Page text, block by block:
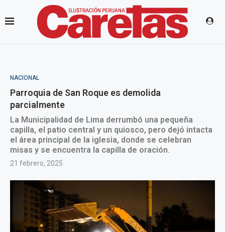
NACIONAL
Parroquia de San Roque es demolida
parcialmente
La Municipalidad de Lima derrumbó una pequeña
capilla, el patio central y un quiosco, pero dejó intacta
el área principal de la iglesia, donde se celebran
misas y se encuentra la capilla de oración.
21 febrero, 2025